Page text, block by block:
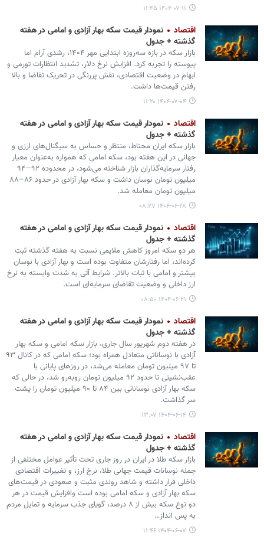
۱۴۰۴-۰۷-۱۱ ۱۱:۴۵
اقتصاد
نمودار قیمت سکه بهار آزادی و امامی در هفته
گذشته + جدول
بازار سکه در بازه سه‌روزه ابتدایی مهر ۱۴۰۴، رشدی آرام اما
پیوسته را تجربه کرد. افزایش نرخ دلار، تشدید انتظارات تورمی و
ابهام در وضعیت اقتصادی، نقش پررنگی در تحریک تقاضا و بالا
رفتن قیمت‌ها داشت.
۱۴۰۴-۰۷-۰۴ ۱۱:۲۰
اقتصاد
نمودار قیمت سکه بهار آزادی و امامی در هفته
گذشته + جدول
بازار سکه ایران محتاط، منتظر و حساس به سیگنال‌های ارزی و
جهانی در این هفته بود، سکه امامی که همواره به‌عنوان معیار
رفتار سرمایه‌گذاران بازار شناخته می‌شود، در محدوده ۹۲–۹۴
میلیون تومان نوسان داشت و سکه بهار آزادی در حدود ۸۶–۸۸
میلیون تومان معامله شد.
۱۴۰۴-۰۶-۲۸ ۰۸:۲۷
اقتصاد
نمودار قیمت سکه بهار آزادی و امامی در هفته
گذشته + جدول
هر دو سکه امروز کاهش ملایمی نسبت به هفته گذشته ثبت
کرده‌اند، اما رفتارشان متفاوت بوده است و بهار آزادی با نوسان
بیشتر و امامی با ثبات بالاتر. شرایط آتی به شدت وابسته به نرخ
ارز داخلی و وضعیت تقاضای سرمایه‌ای است.
۱۴۰۴-۰۶-۲۱ ۰۸:۵۰
اقتصاد
نمودار قیمت سکه بهار آزادی و امامی در هفته
گذشته + جدول
در هفته دوم شهریور سال جاری، بازار سکه امامی و سکه بهار
آزادی با نوساناتی متعادل همراه بود؛ سکه امامی که در کانال ۹۳
تا ۹۷ میلیون تومان معامله می‌شد، در روزهای پایانی با
عقب‌نشینی تا حدود ۹۲ میلیون تومان روبه‌رو شد، در حالی که
سکه بهار آزادی نوساناتی بین ۸۴ تا ۹۰ میلیون تومان را پشت
سر گذاشت.
۱۴۰۴-۰۶-۱۴ ۱۳:۰۷
اقتصاد
نمودار قیمت سکه بهار آزادی و امامی در هفته
گذشته + جدول
بازار سکه طلا در ایران در روز جاری تحت تأثیر عوامل مختلفی از
جمله نوسانات قیمت جهانی طلا، نرخ ارز، و تغییرات اقتصادی
داخلی قرار داشته و شاهد روندی مثبت و صعودی در قیمت‌های
سکه بهار آزادی و سکه امامی بوده است وافزایش قیمت در هر
دو نوع سکه بیش از ۸ درصد، گویای جذب سرمایه و تمایل مردم
به پس انداز…
۱۴۰۴-۰۶-۰۷ ۱۱:۴۶